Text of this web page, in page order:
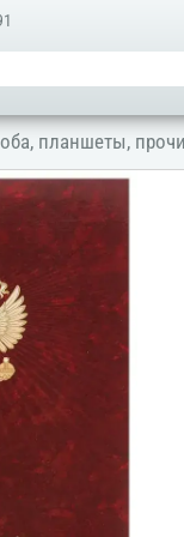
планшеты,